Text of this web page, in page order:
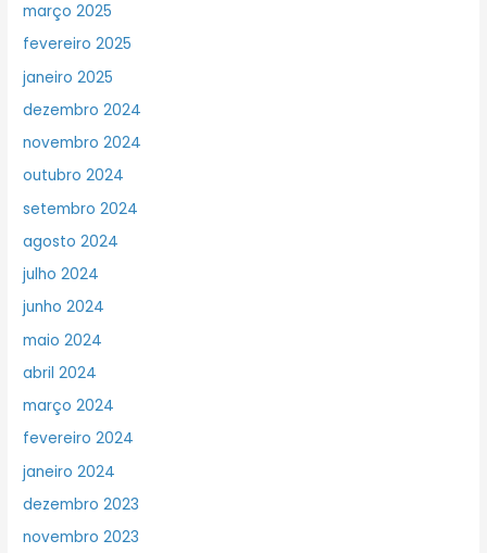
março 2025
fevereiro 2025
janeiro 2025
dezembro 2024
novembro 2024
outubro 2024
setembro 2024
agosto 2024
julho 2024
junho 2024
maio 2024
abril 2024
março 2024
fevereiro 2024
janeiro 2024
dezembro 2023
novembro 2023